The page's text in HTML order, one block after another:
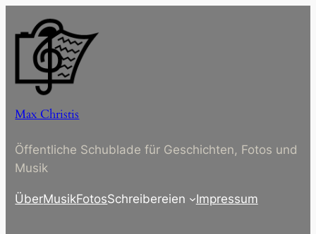
Inhalt
springen
Max Christis
Öffentliche Schublade für Geschichten, Fotos und
Musik
ÜberMusikFotosSchreibereien Impressum